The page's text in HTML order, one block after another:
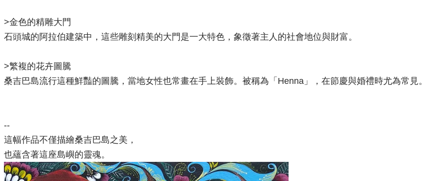
>金色的精雕大門
石頭城的阿拉伯建築中，這些雕刻精美的大門是一大特色，象徵著主人的社會地位與財富。
>繁複的花卉圖騰
桑吉巴島流行這種鮮豔的圖騰，當地女性也常畫在手上裝飾。被稱為「Henna」，在節慶與婚禮時尤為常見。
--
這幅作品不僅描繪桑吉巴島之美，
也蘊含著這座島嶼的靈魂。